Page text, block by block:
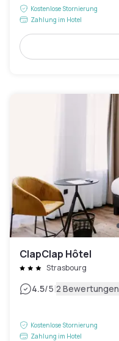
Kostenlose Stornierung
Zahlung im Hotel
ClapClap Hôtel
Strasbourg
4.5/5|2 Bewertungen
Kostenlose Stornierung
Zahlung im Hotel